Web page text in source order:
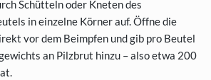
Schütteln oder Kneten des
in einzelne Körner auf. Öffne die
vor dem Beimpfen und gib pro Beutel
an Pilzbrut hinzu – also etwa 200